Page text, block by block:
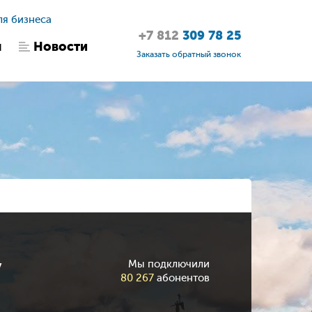
бизнеса
Новости
+7 812 309 78 25
Заказать обратный звонок
Мы подключили
80 267 абонентов